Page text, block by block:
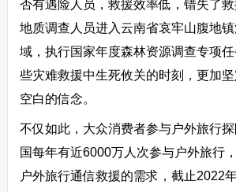
否有遇险人员，救援效率低，错失了救
地质调查人员进入云南省哀牢山腹地
域，执行国家年度森林资源调查专项
些灾难救援中生死攸关的时刻，更加
空白的信念。
不仅如此，大众消费者参与户外旅行
国每年有近6000万人次参与户外旅行
户外旅行通信救援的需求，截止2022